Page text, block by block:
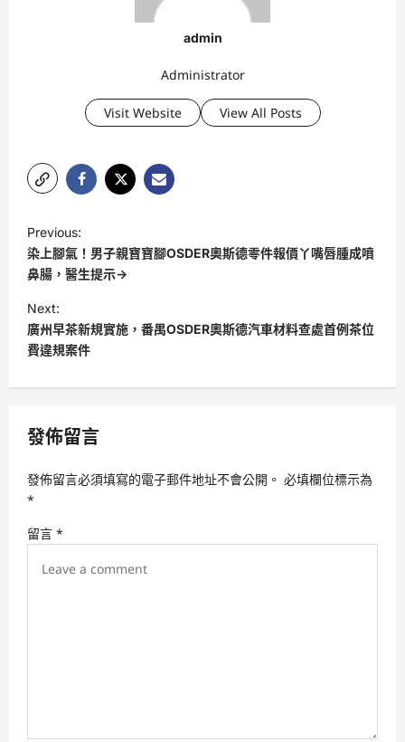
admin
Administrator
Visit Website View All Posts
o
s
t
n
a
v
g
a
t
i
Previous:
染上腳氣！男子親寶寶腳OSDER奧斯德零件報價丫嘴唇腫成噴
鼻腸，醫生提示→
Next:
廣州早茶新規實施，番禺OSDER奧斯德汽車材料查處首例茶位
費違規案件
發佈留言
發佈留言必須填寫的電子郵件地址不會公開。 必填欄位標示為
*
留言 *